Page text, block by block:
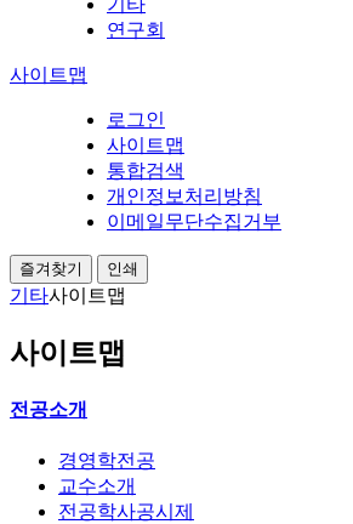
연구회
사이트맵
로그인
사이트맵
통합검색
개인정보처리방침
이메일무단수집거부
즐겨찾기 인쇄
기타사이트맵
사이트맵
전공소개
경영학전공
교수소개
전공학사공시제